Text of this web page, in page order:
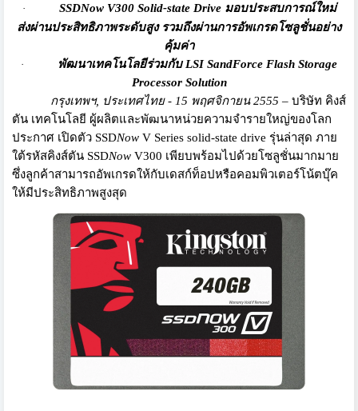
· SSDNow V300 Solid-state Drive มอบประสบการณ์ใหม่
ส่งผ่านประสิทธิภาพระดับสูง รวมถึงผ่านการอัพเกรดโซลูชั่นอย่าง
คุ้มค่า
· พัฒนาเทคโนโลยีร่วมกับLSI SandForce Flash Storage
Processor Solution
กรุงเทพฯ, ประเทศไทย - 15 พฤศจิกายน 2555 – บริษัท คิงส์
ตัน เทคโนโลยี ผู้ผลิตและพัฒนาหน่วยความจำรายใหญ่ของโลก
ประกาศ เปิดตัว SSDNow V Series solid-state drive รุ่นล่าสุด ภาย
ใต้รหัสคิงส์ตัน SSDNow V300 เพียบพร้อมไปด้วยโซลูชั่นมากมาย
ซึ่งลูกค้าสามารถอัพเกรดให้กับเดสก์ท็อปหรือคอมพิวเตอร์โน้ตบุ๊ค
ให้มีประสิทธิภาพสูงสุด